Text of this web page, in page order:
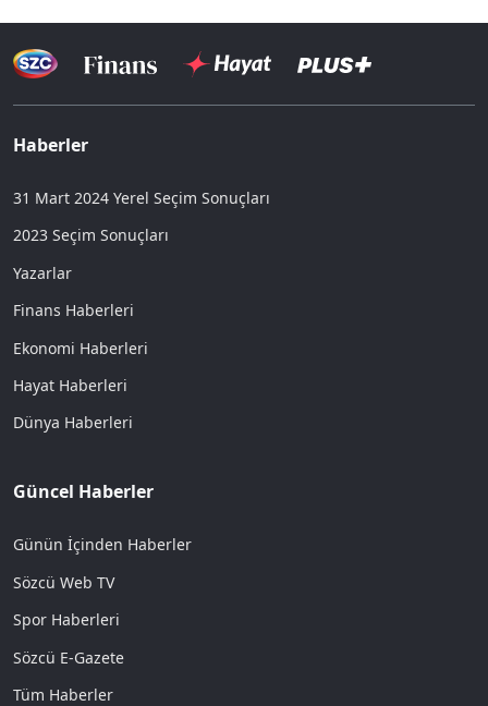
Haberler
31 Mart 2024 Yerel Seçim Sonuçları
2023 Seçim Sonuçları
Yazarlar
Finans Haberleri
Ekonomi Haberleri
Hayat Haberleri
Dünya Haberleri
Güncel Haberler
Günün İçinden Haberler
Sözcü Web TV
Spor Haberleri
Sözcü E-Gazete
Tüm Haberler